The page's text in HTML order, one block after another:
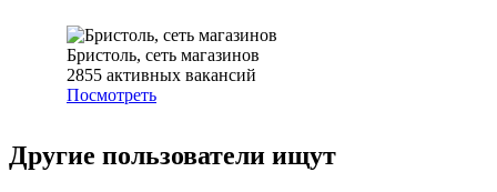
Бристоль, сеть магазинов
2855 активных вакансий
Посмотреть
Другие пользователи ищут